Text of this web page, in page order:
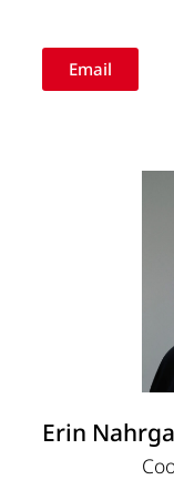
Email
Erin